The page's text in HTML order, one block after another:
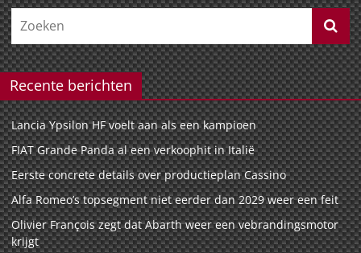
Recente berichten
Lancia Ypsilon HF voelt aan als een kampioen
FIAT Grande Panda al een verkoophit in Italië
Eerste concrete details over productieplan Cassino
Alfa Romeo’s topsegment niet eerder dan 2029 weer een feit
Olivier François zegt dat Abarth weer een vebrandingsmotor
krijgt